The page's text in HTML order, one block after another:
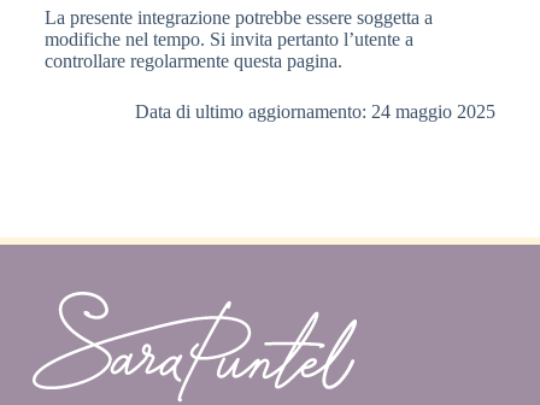
La presente integrazione potrebbe essere soggetta a
modifiche nel tempo. Si invita pertanto l’utente a
controllare regolarmente questa pagina.
Data di ultimo aggiornamento: 24 maggio 2025